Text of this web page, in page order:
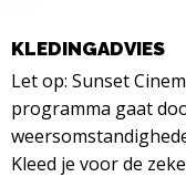
KLEDINGADVIES
Let op: Sunset
programma gaat
Kleed je voor de